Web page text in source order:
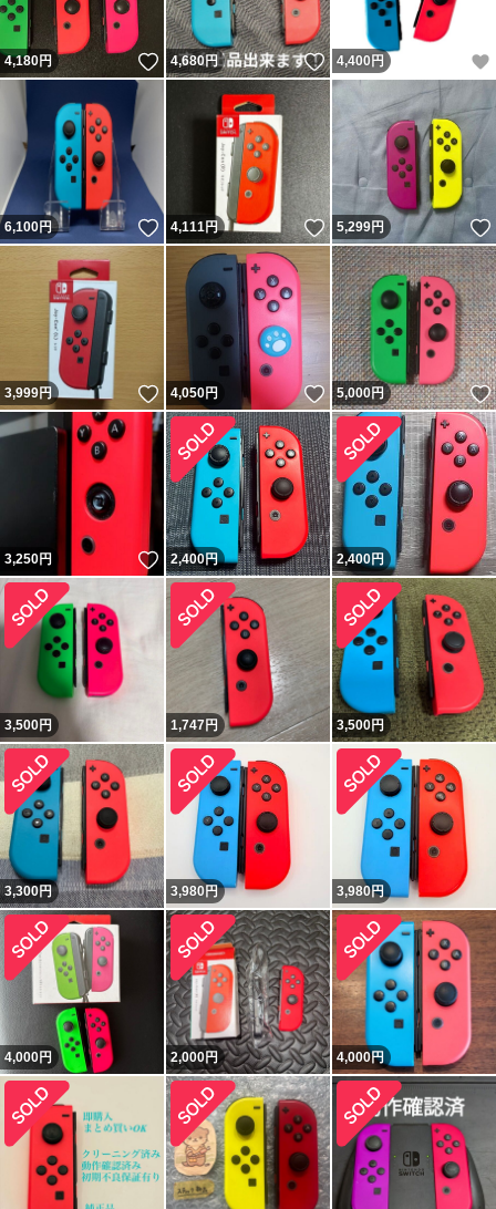
4,180円 いいね！
4,680円 いいね！
4,400 円
6,100円 いいね！
4,111円 いいね！
5,299円
3,999円 いいね！
4,050円 いいね！
5,000円
3,250円 いいね！
2,400円 2,400円
3,500円 1,747円 3,500円
3,300円 3,980円 3,980円
4,000円 2,000円 4,000円